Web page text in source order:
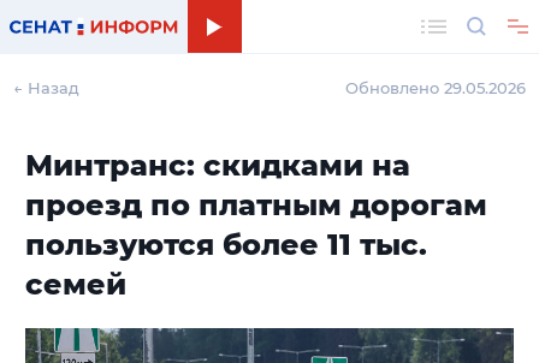
← Назад Обновлено 29.05.2026
Минтранс: скидками на
проезд по платным дорогам
пользуются более 11 тыс.
семей